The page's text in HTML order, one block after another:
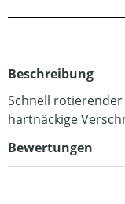
Beschreibung
Schnell
hartnäckige
Bewertungen